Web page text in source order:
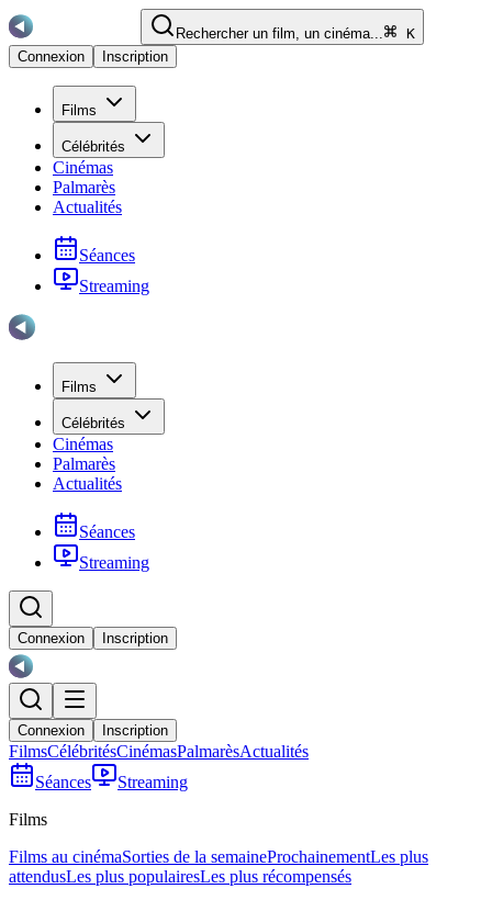
Rechercher un film, un cinéma...
K
Connexion
Inscription
Films
Célébrités
Cinémas
Palmarès
Actualités
Séances
Streaming
Films
Célébrités
Cinémas
Palmarès
Actualités
Séances
Streaming
Connexion Inscription
Connexion Inscription
FilmsCélébritésCinémasPalmarèsActualités
Séances
Streaming
Films
Films au cinémaSorties de la semaineProchainementLes plus
attendusLes plus populairesLes plus récompensés